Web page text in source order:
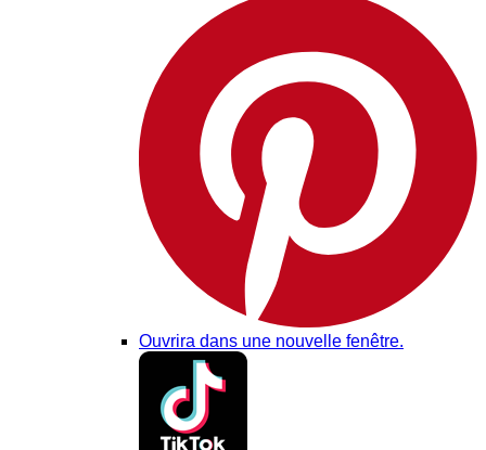
Ouvrira dans une nouvelle fenêtre.